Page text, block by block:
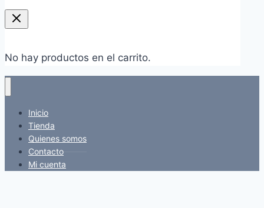
No hay productos en el carrito.
Inicio
Tienda
Quienes somos
Contacto
Mi cuenta